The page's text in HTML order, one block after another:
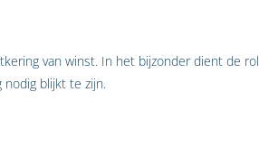
van winst. In het bijzonder dient de
nodig blijkt te zijn.